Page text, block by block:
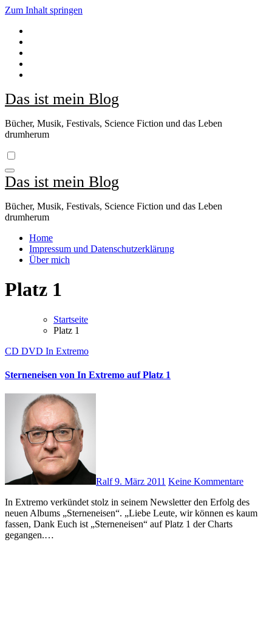
Zum Inhalt springen
Das ist mein Blog
Bücher, Musik, Festivals, Science Fiction und das Leben
drumherum
Das ist mein Blog
Bücher, Musik, Festivals, Science Fiction und das Leben
drumherum
Home
Impressum und Datenschutzerklärung
Über mich
Platz 1
Startseite
Platz 1
CD DVD In Extremo
Sterneneisen von In Extremo auf Platz 1
Ralf9. März 2011 Keine Kommentare
In Extremo verkündet stolz in seinem Newsletter den Erfolg des
neuen Albums „Sterneneisen“. „Liebe Leute, wir können es kaum
fassen, Dank Euch ist „Sterneneisen“ auf Platz 1 der Charts
gegangen.…